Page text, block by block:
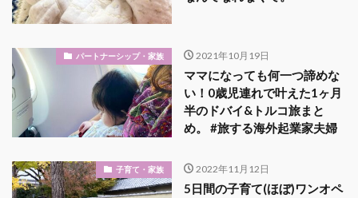
パートナーシップ・家族 2021年10月19日
ママになっても何一つ諦めな
い！0歳児連れで叶えた1ヶ月
半のドバイ&トルコ旅まと
め。 #旅する海外起業家夫婦
子育て・家族 2022年11月12日
5日間の子育て(ほぼ)ワンオペ